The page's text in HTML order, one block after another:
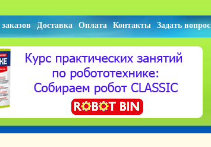
Доставка Оплата Контакты Задать вопрос